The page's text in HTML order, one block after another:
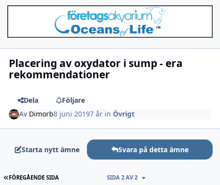
Placering av oxydator i sump - era
rekommendationer
Dela
Följare
Av Dimorb8 juni 20197 år inÖvrigt
Starta nytt ämne Svara på detta ämne
FÖRSTA SIDAN
FÖREGÅENDE SIDA SIDA 2 AV 2